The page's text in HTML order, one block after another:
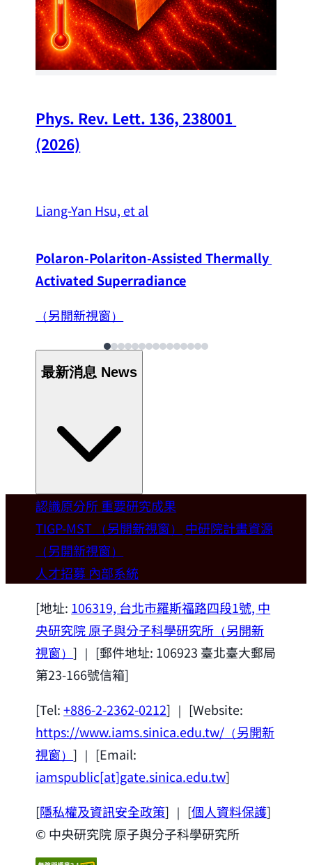
Phys. Rev. Lett. 136, 238001
(2026)
Liang-Yan Hsu, et al
Polaron-Polariton-Assisted Thermally
Activated Superradiance
（另開新視窗）
最新消息 News
Welcome
歡迎本所新聘合聘研究員陳俊維特聘教授
(國立台灣大學材料科學與工程學系)。
2026-07-14
認識原分所重要研究成果
TIGP-MST （另開新視窗）
中研院計畫資源
（另開新視窗）
人才招募 內部系統
[地址: 106319, 台北市羅斯福路四段1號, 中
央研究院 原子與分子科學研究所 （另開新
視窗）] ｜ [郵件地址: 106923 臺北臺大郵局
第23-166號信箱]
[Tel:+886-2-2362-0212] ｜ [Website:
https://www.iams.sinica.edu.tw/ （另開新
視窗）] ｜ [Email:
iamspublic[at]gate.sinica.edu.tw]
[隱私權及資訊安全政策] ｜ [個人資料保護]
© 中央研究院 原子與分子科學研究所